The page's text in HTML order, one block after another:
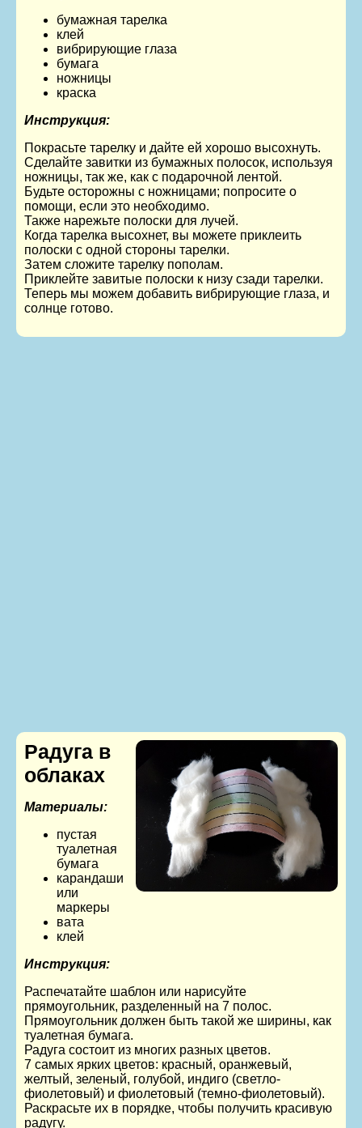
бумажная тарелка
клей
вибрирующие глаза
бумага
ножницы
краска
Инструкция:
Покрасьте тарелку и дайте ей хорошо высохнуть.
Сделайте завитки из бумажных полосок, используя
ножницы, так же, как с подарочной лентой.
Будьте осторожны с ножницами; попросите о
помощи, если это необходимо.
Также нарежьте полоски для лучей.
Когда тарелка высохнет, вы можете приклеить
полоски с одной стороны тарелки.
Затем сложите тарелку пополам.
Приклейте завитые полоски к низу сзади тарелки.
Теперь мы можем добавить вибрирующие глаза, и
солнце готово.
Радуга в
облаках
Материалы:
пустая
туалетная
бумага
карандаши
или
маркеры
вата
клей
Инструкция:
Распечатайте шаблон или нарисуйте
прямоугольник, разделенный на 7 полос.
Прямоугольник должен быть такой же ширины, как
туалетная бумага.
Радуга состоит из многих разных цветов.
7 самых ярких цветов: красный, оранжевый,
желтый, зеленый, голубой, индиго (светло-
фиолетовый) и фиолетовый (темно-фиолетовый).
Раскрасьте их в порядке, чтобы получить красивую
радугу.